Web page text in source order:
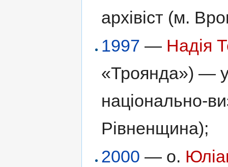
архівіст (м.
1997 — Надія
«Троянда») —
національно-
Рівненщина);
2000 — о.